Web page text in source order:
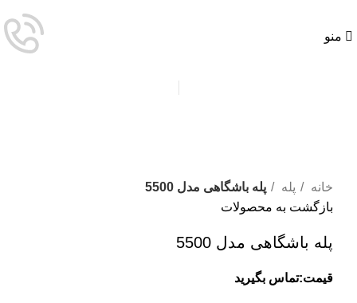
منو
خانه
پله
پله باشگاهی مدل 5500
بازگشت به محصولات
پله باشگاهی مدل 5500
قیمت:تماس بگیرید